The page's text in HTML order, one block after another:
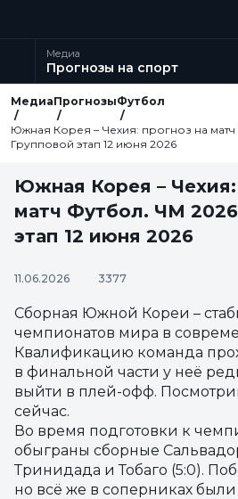
Медиа
Прогнозы на спорт
МедиаПрогнозыФутбол
Южная Корея – Чехия: прогноз на
Групповой этап 12 июня 2026
Южная Корея – Чехия:
матч Футбол. ЧМ
этап 12 июня 2026
11.06.2026 3377
Сборная Южной Кореи –
чемпионатов мира в
Квалификацию команда
в финальной части у неё
выйти в плей-офф.
сейчас.
Во время подготовки к
обыграны сборные
Тринидада и Тобаго (5:0).
но всё же в соперниках